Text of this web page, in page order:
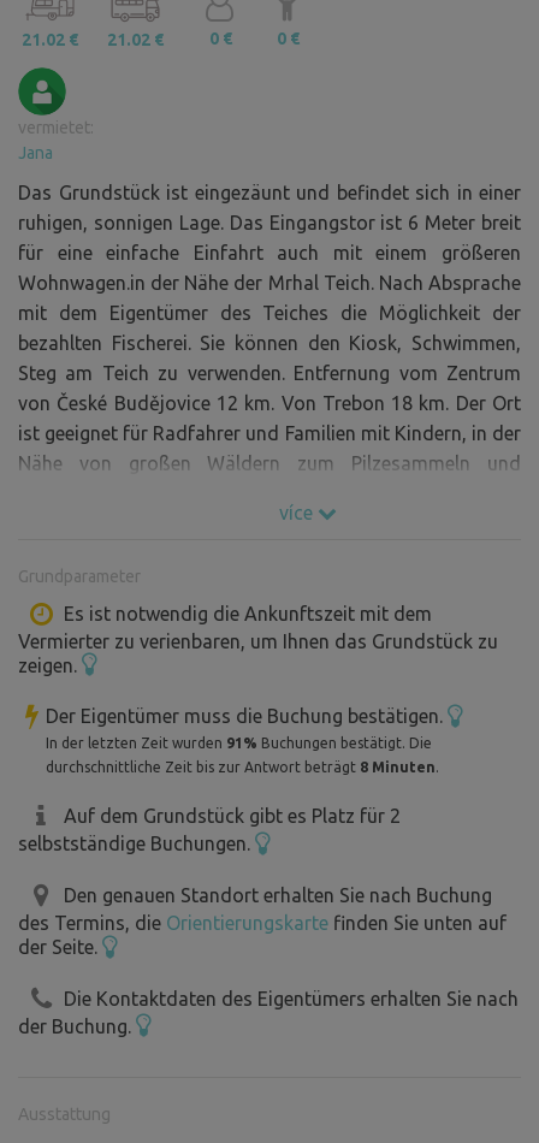
21.02 € 21.02 € 0 € 0 €
vermietet:
Jana
Das Grundstück ist eingezäunt und befindet sich in einer
ruhigen, sonnigen Lage. Das Eingangstor ist 6 Meter breit
für eine einfache Einfahrt auch mit einem größeren
Wohnwagen.in der Nähe der Mrhal Teich. Nach Absprache
mit dem Eigentümer des Teiches die Möglichkeit der
bezahlten Fischerei. Sie können den Kiosk, Schwimmen,
Steg am Teich zu verwenden. Entfernung vom Zentrum
von České Budějovice 12 km. Von Trebon 18 km. Der Ort
ist geeignet für Radfahrer und Familien mit Kindern, in der
Nähe von großen Wäldern zum Pilzesammeln und
více
Grundparameter
Es ist notwendig die Ankunftszeit mit dem
Vermierter zu verienbaren, um Ihnen das Grundstück zu
zeigen.
Der Eigentümer muss die Buchung bestätigen.
In der letzten Zeit wurden 91% Buchungen bestätigt. Die
durchschnittliche Zeit bis zur Antwort beträgt 8 Minuten.
Auf dem Grundstück gibt es Platz für 2
selbstständige Buchungen.
Den genauen Standort erhalten Sie nach Buchung
des Termins, die Orientierungskarte finden Sie unten auf
der Seite.
Die Kontaktdaten des Eigentümers erhalten Sie nach
der Buchung.
Ausstattung